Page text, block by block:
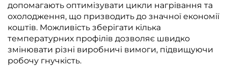
допомагають оптимізувати цикли нагрівання та
охолодження, що призводить до значної економії
коштів. Можливість зберігати кілька
температурних профілів дозволяє швидко
змінювати різні виробничі вимоги, підвищуючи
робочу гнучкість.